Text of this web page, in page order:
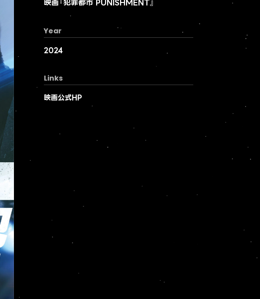
映画『犯罪都市 PUNISHMENT』
Year
2024
Links
映画公式HP